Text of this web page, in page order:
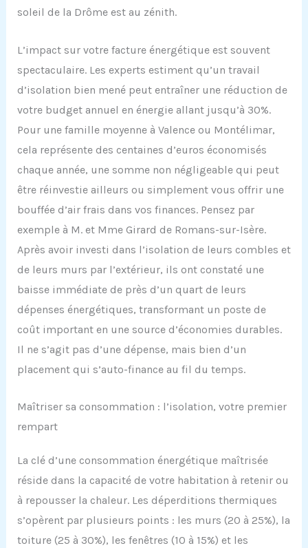
soleil de la Drôme est au zénith.
L’impact sur votre facture énergétique est souvent
spectaculaire. Les experts estiment qu’un travail
d’isolation bien mené peut entraîner une réduction de
votre budget annuel en énergie allant jusqu’à 30%.
Pour une famille moyenne à Valence ou Montélimar,
cela représente des centaines d’euros économisés
chaque année, une somme non négligeable qui peut
être réinvestie ailleurs ou simplement vous offrir une
bouffée d’air frais dans vos finances. Pensez par
exemple à M. et Mme Girard de Romans-sur-Isère.
Après avoir investi dans l’isolation de leurs combles et
de leurs murs par l’extérieur, ils ont constaté une
baisse immédiate de près d’un quart de leurs
dépenses énergétiques, transformant un poste de
coût important en une source d’économies durables.
Il ne s’agit pas d’une dépense, mais bien d’un
placement qui s’auto-finance au fil du temps.
Maîtriser sa consommation : l’isolation, votre premier
rempart
La clé d’une consommation énergétique maîtrisée
réside dans la capacité de votre habitation à retenir ou
à repousser la chaleur. Les déperditions thermiques
s’opèrent par plusieurs points : les murs (20 à 25%), la
toiture (25 à 30%), les fenêtres (10 à 15%) et les